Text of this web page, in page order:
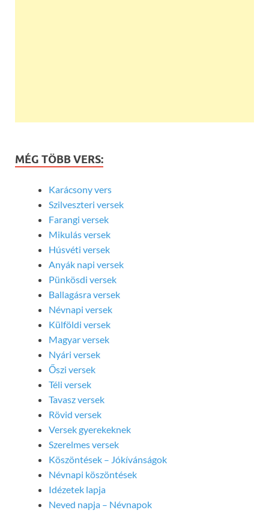
MÉG TÖBB VERS:
Karácsony vers
Szilveszteri versek
Farangi versek
Mikulás versek
Húsvéti versek
Anyák napi versek
Pünkösdi versek
Ballagásra versek
Névnapi versek
Külföldi versek
Magyar versek
Nyári versek
Őszi versek
Téli versek
Tavasz versek
Rövid versek
Versek gyerekeknek
Szerelmes versek
Köszöntések – Jókívánságok
Névnapi köszöntések
Idézetek lapja
Neved napja – Névnapok